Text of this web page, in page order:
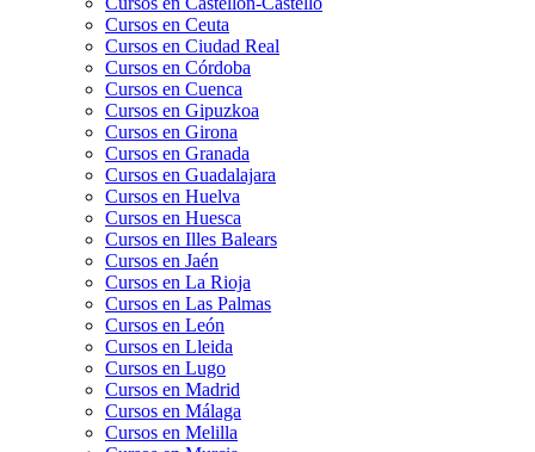
Cursos en Ceuta
Cursos en Ciudad Real
Cursos en Córdoba
Cursos en Cuenca
Cursos en Gipuzkoa
Cursos en Girona
Cursos en Granada
Cursos en Guadalajara
Cursos en Huelva
Cursos en Huesca
Cursos en Illes Balears
Cursos en Jaén
Cursos en La Rioja
Cursos en Las Palmas
Cursos en León
Cursos en Lleida
Cursos en Lugo
Cursos en Madrid
Cursos en Málaga
Cursos en Melilla